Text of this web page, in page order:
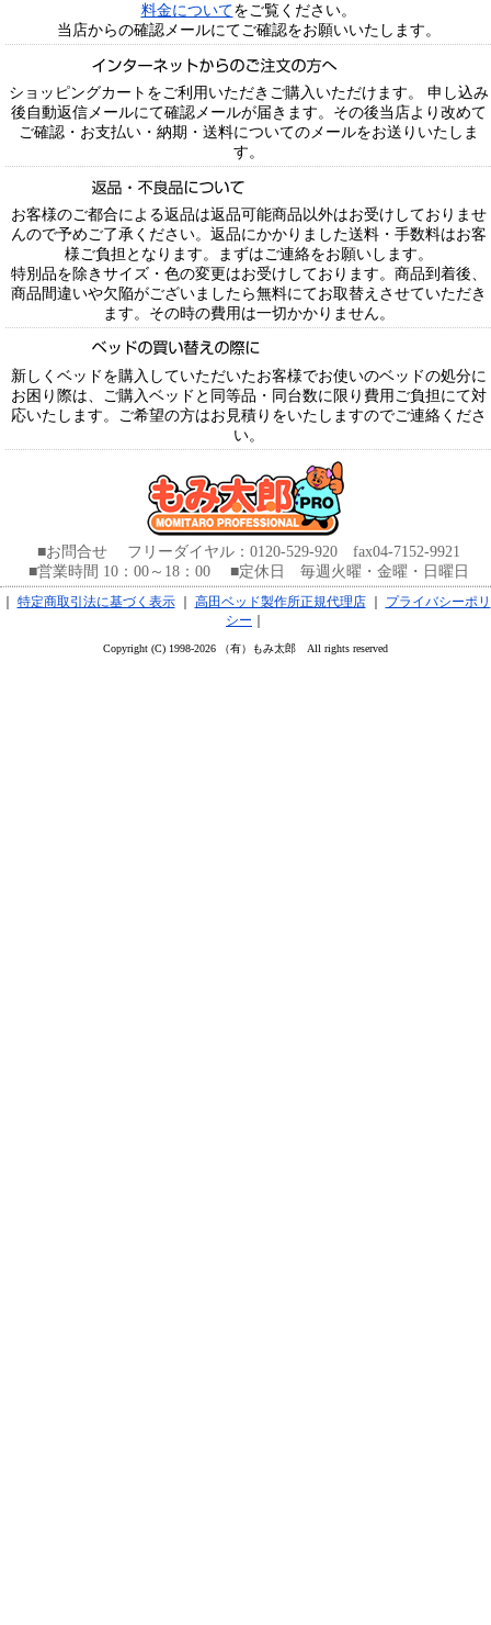
料金についてをご覧ください。
当店からの確認メールにてご確認をお願いいたします。
ショッピングカートをご利用いただきご購入いただけます。 申し込み
後自動返信メールにて確認メールが届きます。その後当店より改めて
ご確認・お支払い・納期・送料についてのメールをお送りいたしま
す。
お客様のご都合による返品は返品可能商品以外はお受けしておりませ
んので予めご了承ください。返品にかかりました送料・手数料はお客
様ご負担となります。まずはご連絡をお願いします。
特別品を除きサイズ・色の変更はお受けしております。商品到着後、
商品間違いや欠陥がございましたら無料にてお取替えさせていただき
ます。その時の費用は一切かかりません。
新しくベッドを購入していただいたお客様でお使いのベッドの処分に
お困り際は、ご購入ベッドと同等品・同台数に限り費用ご負担にて対
応いたします。ご希望の方はお見積りをいたしますのでご連絡くださ
い。
■お問合せ フリーダイヤル：0120-529-920 fax04-7152-9921
■営業時間 10：00～18：00 ■定休日 毎週火曜・金曜・日曜日
｜ 特定商取引法に基づく表示｜ 高田ベッド製作所正規代理店｜
プライバシーポリ
シー ｜
Copyright (C) 1998-2026 （有）もみ太郎 All rights reserved